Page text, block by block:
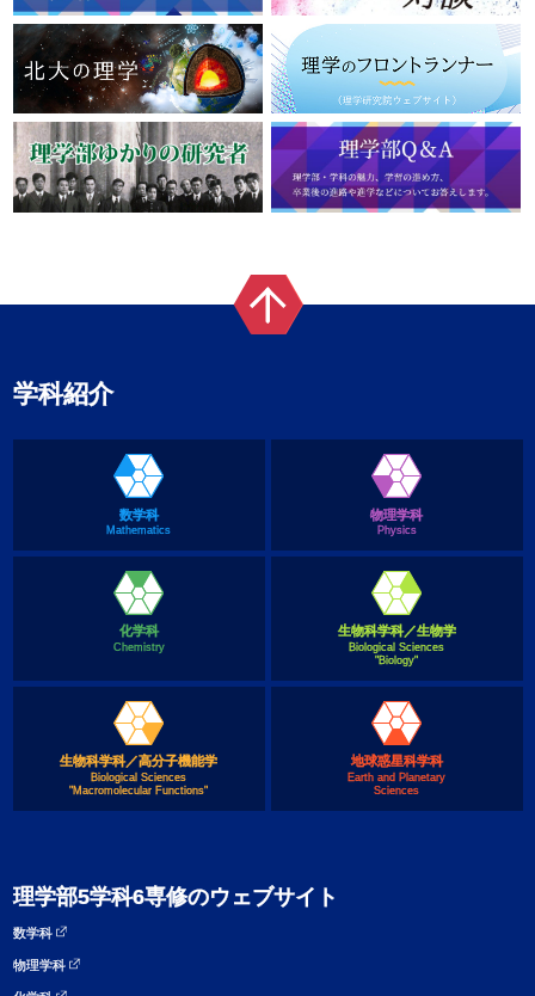
学科紹介
数学科
Mathematics
物理学科
Physics
化学科
Chemistry
生物科学科／生物学
Biological Sciences
"Biology"
生物科学科／高分子機能学
Biological Sciences
"Macromolecular Functions"
地球惑星科学科
Earth and Planetary
Sciences
理学部5学科6専修のウェブサイト
数学科
物理学科